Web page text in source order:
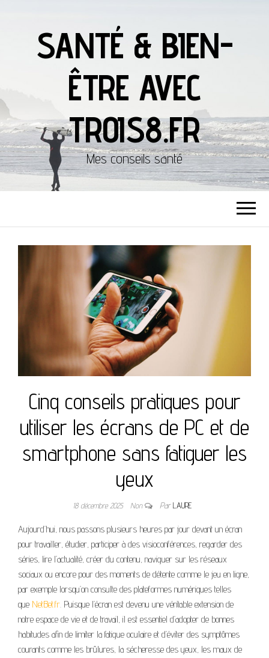
SANTÉ & BIEN-
ÊTRE AVEC
TROIS8.FR
Mes conseils santé
Cinq conseils pratiques pour
utiliser les écrans de PC et de
smartphone sans fatiguer les
yeux
18 décembre 2025 Non ParLAURE
Aujourd’hui, nous passons plusieurs heures par jour devant un écran
pour travailler, étudier, participer à des visioconférences, regarder des
séries, lire l’actualité, créer du contenu, naviguer sur les réseaux
sociaux ou encore pour des moments de détente comme le jeu en ligne,
par exemple lorsqu’on consulte des plateformes numériques telles
que NetBet.fr. Puisque l’écran est devenu une véritable extension de
notre espace de vie et de travail, il est essentiel d’adopter de bonnes
habitudes afin de limiter la fatigue oculaire et d’éviter des symptômes
courants comme les brûlures, la sécheresse des yeux, les maux de